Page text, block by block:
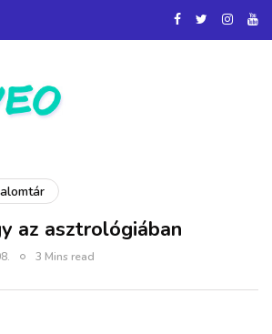
az asztrológiában
3 Mins read